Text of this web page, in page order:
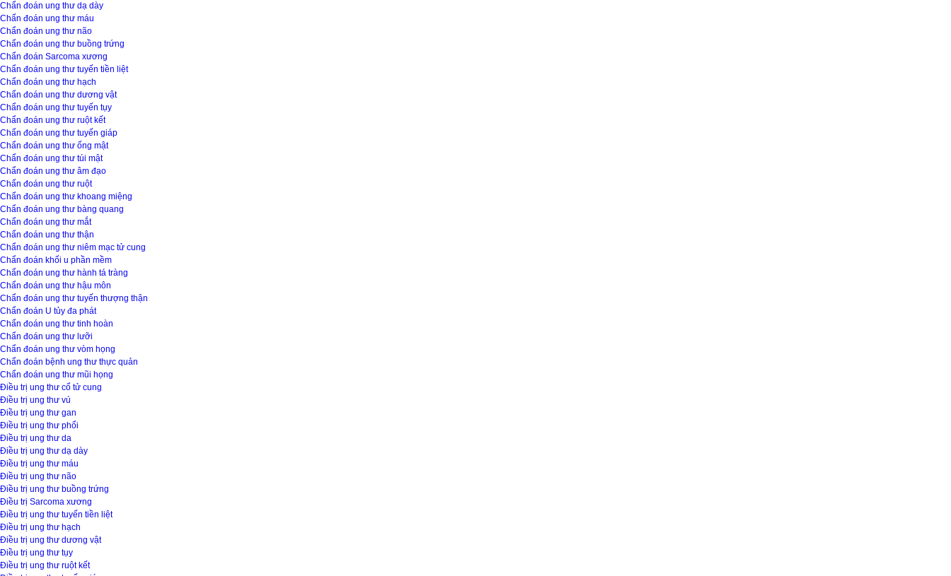
Chẩn đoán ung thư dạ dày
Chẩn đoán ung thư máu
Chẩn đoán ung thư não
Chẩn đoán ung thư buồng trứng
Chẩn đoán Sarcoma xương
Chẩn đoán ung thư tuyến tiền liệt
Chẩn đoán ung thư hạch
Chẩn đoán ung thư dương vật
Chẩn đoán ung thư tuyến tụy
Chẩn đoán ung thư ruột kết
Chẩn đoán ung thư tuyến giáp
Chẩn đoán ung thư ống mật
Chẩn đoán ung thư túi mật
Chẩn đoán ung thư âm đạo
Chẩn đoán ung thư ruột
Chẩn đoán ung thư khoang miệng
Chẩn đoán ung thư bàng quang
Chẩn đoán ung thư mắt
Chẩn đoán ung thư thận
Chẩn đoán ung thư niêm mạc tử cung
Chẩn đoán khối u phần mềm
Chẩn đoán ung thư hành tá tràng
Chẩn đoán ung thư hậu môn
Chẩn đoán ung thư tuyến thượng thận
Chẩn đoán U tủy đa phát
Chẩn đoán ung thư tinh hoàn
Chẩn đoán ung thư lưỡi
Chẩn đoán ung thư vòm họng
Chẩn đoán bệnh ung thư thực quản
Chẩn đoán ung thư mũi họng
Điều trị ung thư cổ tử cung
Điều trị ung thư vú
Điều trị ung thư gan
Điều trị ung thư phổi
Điều trị ung thư da
Điều trị ung thư dạ dày
Điều trị ung thư máu
Điều trị ung thư não
Điều trị ung thư buồng trứng
Điều trị Sarcoma xương
Điều trị ung thư tuyến tiền liệt
Điều trị ung thư hạch
Điều trị ung thư dương vật
Điều trị ung thư tụy
Điều trị ung thư ruột kết